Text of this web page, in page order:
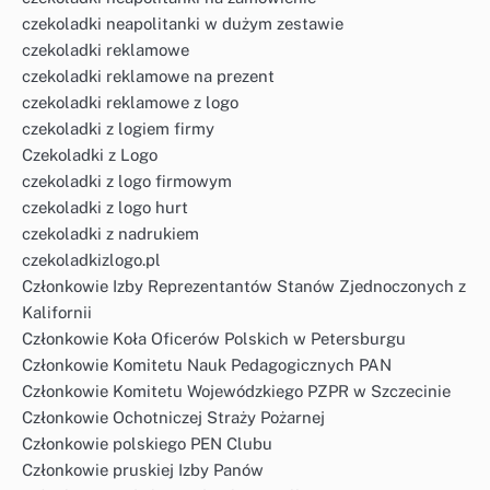
czekoladki neapolitanki w dużym zestawie
czekoladki reklamowe
czekoladki reklamowe na prezent
czekoladki reklamowe z logo
czekoladki z logiem firmy
Czekoladki z Logo
czekoladki z logo firmowym
czekoladki z logo hurt
czekoladki z nadrukiem
czekoladkizlogo.pl
Członkowie Izby Reprezentantów Stanów Zjednoczonych z
Kalifornii
Członkowie Koła Oficerów Polskich w Petersburgu
Członkowie Komitetu Nauk Pedagogicznych PAN
Członkowie Komitetu Wojewódzkiego PZPR w Szczecinie
Członkowie Ochotniczej Straży Pożarnej
Członkowie polskiego PEN Clubu
Członkowie pruskiej Izby Panów